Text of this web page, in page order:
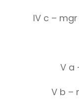
IV c –
V a
V b –